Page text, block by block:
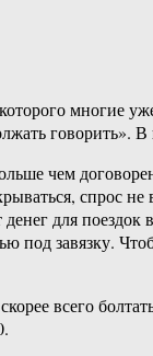
многие
говорить».
чем
спрос
для
под завязку.
всего